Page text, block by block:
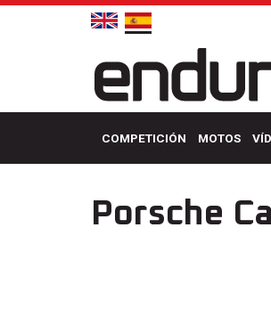
COMPETICIÓN MOTOS
Porsche